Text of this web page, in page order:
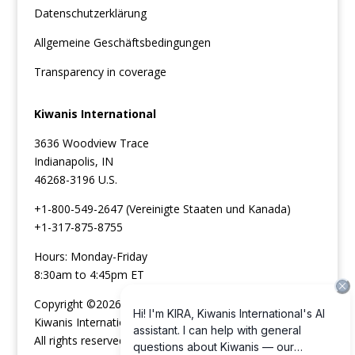
Datenschutzerklärung
Allgemeine Geschäftsbedingungen
Transparency in coverage
Kiwanis International
3636 Woodview Trace
Indianapolis, IN
46268-3196 U.S.
+1-800-549-2647 (Vereinigte Staaten und Kanada)
+1-317-875-8755
Hours: Monday-Friday
8:30am to 4:45pm ET
Copyright ©2026
Kiwanis International
All rights reserved